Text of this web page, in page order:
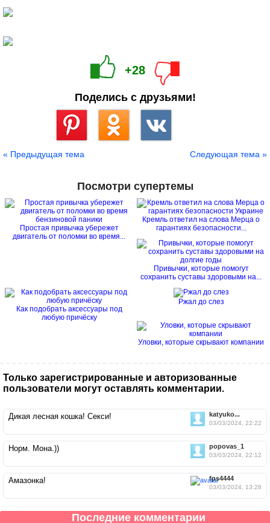
+28
Поделись с друзьями!
« Предыдущая тема Следующая тема »
Посмотри супертемы
Простая привычка убережет
двигатель от поломки во время...
Кремль ответил на слова Мерца о
гарантиях безопасности...
Привычки, которые помогут
сохранить суставы здоровыми на...
Как подобрать аксессуары под
любую причёску
Ржал до слез
Уловки, которые скрывают компании
Только зарегистрированные и авторизованные
пользователи могут оставлять комментарии.
katyuko...
03/03/2024, 22:22
Дикая лесная кошка! Секси!
popovas_1
03/03/2024, 22:12
Норм. Мона.))
fps4444
03/03/2024, 13:28
Амазонка!
Последние комментарии